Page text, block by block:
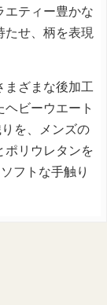
エティー豊かな
たせ、柄を表現
ざまな後加工
ビーウエート
を、メンズの
ポリウレタンを
フトな手触り